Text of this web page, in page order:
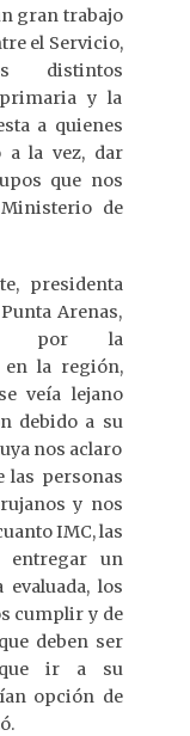
gran trabajo
el Servicio,
distintos
y la
a quienes
a la vez, dar
que nos
de
presidenta
Arenas,
por la
en la región,
veía lejano
debido a su
nos aclaro
las personas
y nos
IMC, las
entregar un
los
cumplir y de
deben ser
que ir a su
opción de